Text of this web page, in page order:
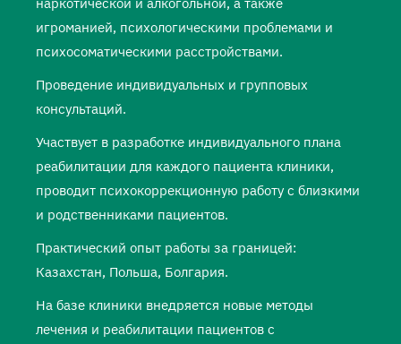
наркотической и алкогольной, а также
игроманией, психологическими проблемами и
психосоматическими расстройствами.
Проведение индивидуальных и групповых
консультаций.
Участвует в разработке индивидуального плана
реабилитации для каждого пациента клиники,
проводит психокоррекционную работу с близкими
и родственниками пациентов.
Практический опыт работы за границей:
Казахстан, Польша, Болгария.
На базе клиники внедряется новые методы
лечения и реабилитации пациентов с